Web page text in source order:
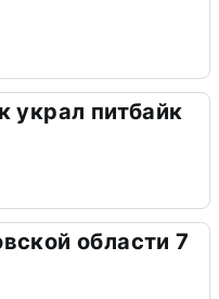
украл питбайк
области 7